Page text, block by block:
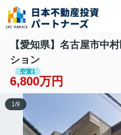
【愛知県】名古屋市中
ション
空室1
6,800万円
1 /9